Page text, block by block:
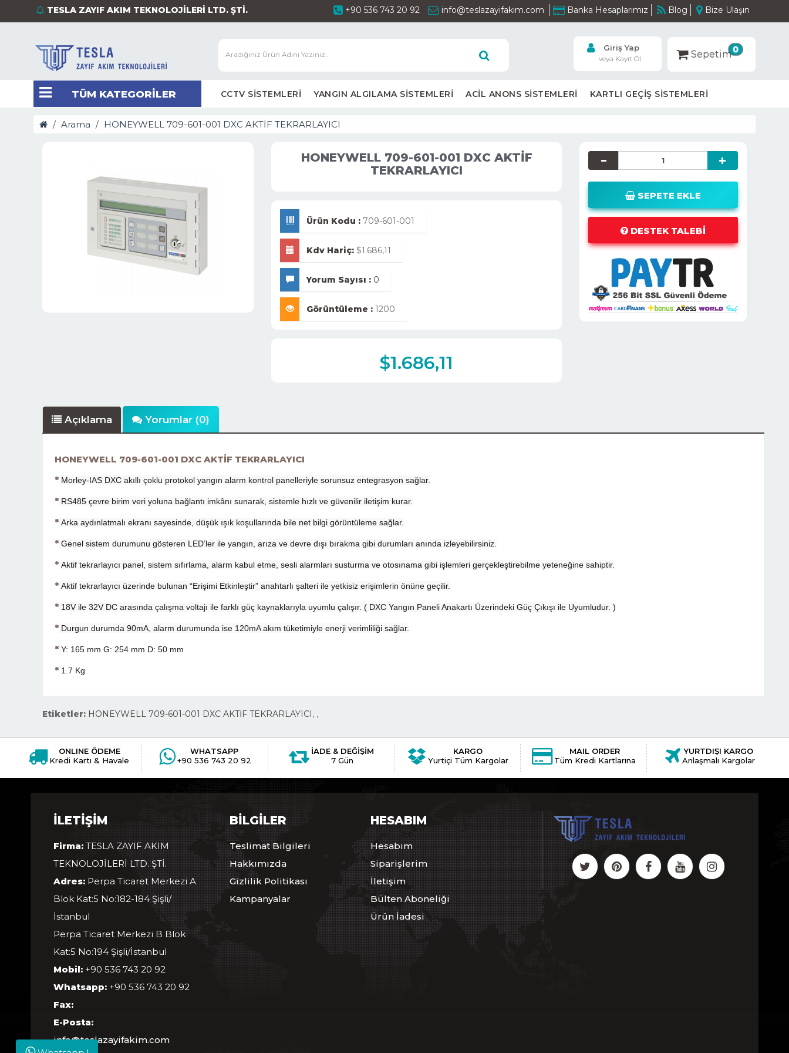
TESLA ZAYIF AKIM TEKNOLOJİLERİ LTD. ŞTİ. +90 536 743 20 92 info@teslazayifakim.com Banka Hesaplarımız Blog Bize Ulaşın
Giriş Yap
veya Kayıt Ol Sepetim0
TÜM KATEGORİLER CCTV SİSTEMLERİ YANGIN ALGILAMA SİSTEMLERİ ACİL ANONS SİSTEMLERİ KARTLI GEÇİŞ SİSTEMLERİ
Arama HONEYWELL 709-601-001 DXC AKTİF TEKRARLAYICI
HONEYWELL 709-601-001 DXC AKTİF
TEKRARLAYICI
Ürün Kodu : 709-601-001
Kdv Hariç: $1.686,11
Yorum Sayısı : 0
Görüntüleme : 1200
$1.686,11
SEPETE EKLE
DESTEK TALEBI
Açıklama Yorumlar (0)
HONEYWELL 709-601-001 DXC AKTİF TEKRARLAYICI
* Morley-IAS DXC akıllı çoklu protokol yangın alarm kontrol panelleriyle sorunsuz entegrasyon sağlar.
* RS485 çevre birim veri yoluna bağlantı imkânı sunarak, sistemle hızlı ve güvenilir iletişim kurar.
* Arka aydınlatmalı ekranı sayesinde, düşük ışık koşullarında bile net bilgi görüntüleme sağlar.
* Genel sistem durumunu gösteren LED’ler ile yangın, arıza ve devre dışı bırakma gibi durumları anında izleyebilirsiniz.
* Aktif tekrarlayıcı panel, sistem sıfırlama, alarm kabul etme, sesli alarmları susturma ve otosınama gibi işlemleri gerçekleştirebilme yeteneğine sahiptir.
* Aktif tekrarlayıcı üzerinde bulunan “Erişimi Etkinleştir” anahtarlı şalteri ile yetkisiz erişimlerin önüne geçilir.
* 18V ile 32V DC arasında çalışma voltajı ile farklı güç kaynaklarıyla uyumlu çalışır. ( DXC Yangın Paneli Anakartı Üzerindeki Güç Çıkışı ile Uyumludur. )
* Durgun durumda 90mA, alarm durumunda ise 120mA akım tüketimiyle enerji verimliliği sağlar.
* Y: 165 mm G: 254 mm D: 50 mm
* 1.7 Kg
Etiketler: HONEYWELL 709-601-001 DXC AKTİF TEKRARLAYICI, ,
ONLINE ÖDEME
Kredi Kartı & Havale
WHATSAPP
+90 536 743 20 92
İADE & DEĞİŞİM
7 Gün
KARGO
Yurtiçi Tüm Kargolar
MAIL ORDER
Tüm Kredi Kartlarına
YURTDIŞI KARGO
Anlaşmalı Kargolar
İLETIŞIM
Firma: TESLA ZAYIF AKIM
TEKNOLOJİLERİ LTD. ŞTİ.
Adres: Perpa Ticaret Merkezi A
Blok Kat:5 No:182-184 Şişli/
İstanbul
Perpa Ticaret Merkezi B Blok
Kat:5 No:194 Şişli/İstanbul
Mobil: +90 536 743 20 92
Whatsapp: +90 536 743 20 92
Fax:
E-Posta:
info@teslazayifakim.com
BILGILER
Teslimat Bilgileri
Hakkımızda
Gizlilik Politikası
Kampanyalar
HESABIM
Hesabım
Siparişlerim
İletişim
Bülten Aboneliği
Ürün İadesi